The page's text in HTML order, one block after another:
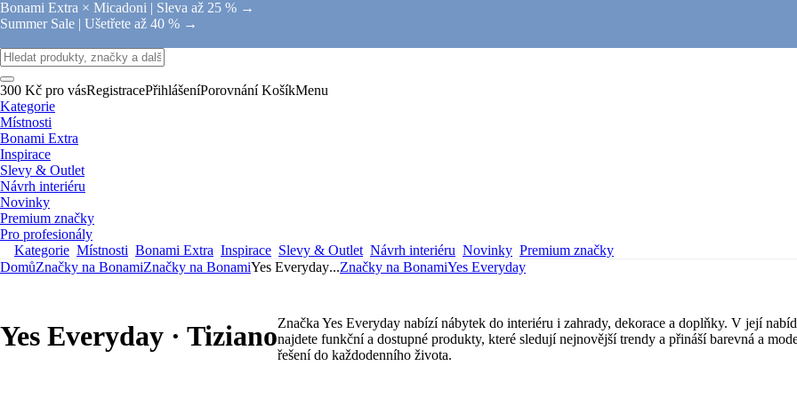
Bonami Extra × Micadoni | Sleva až 25 % →
Summer Sale | Ušetřete až 40 % →
300 Kč pro vásRegistracePřihlášeníPorovnání KošíkMenu
Kategorie
Místnosti
Bonami Extra
Inspirace
Slevy & Outlet
Návrh interiéru
Novinky
Premium značky
Pro profesionály
Kategorie Místnosti Bonami Extra Inspirace Slevy & Outlet Návrh interiéru Novinky Premium značky
DomůZnačky na BonamiZnačky na BonamiYes Everyday...Značky na BonamiYes Everyday
Yes Everyday · TizianoZnačka Yes Everyday nabízí nábytek do interiéru i zahrady, dekorace a doplňky. V její
najdete funkční a dostupné produkty, které sledují nejnovější trendy a přináší barevná a
řešení do každodenního života.